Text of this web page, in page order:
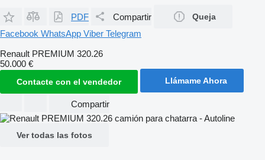
PDF Compartir Queja
Facebook WhatsApp Viber Telegram
Renault PREMIUM 320.26
50.000 €
Contacte con el vendedor Llámame Ahora
Compartir
Ver todas las fotos